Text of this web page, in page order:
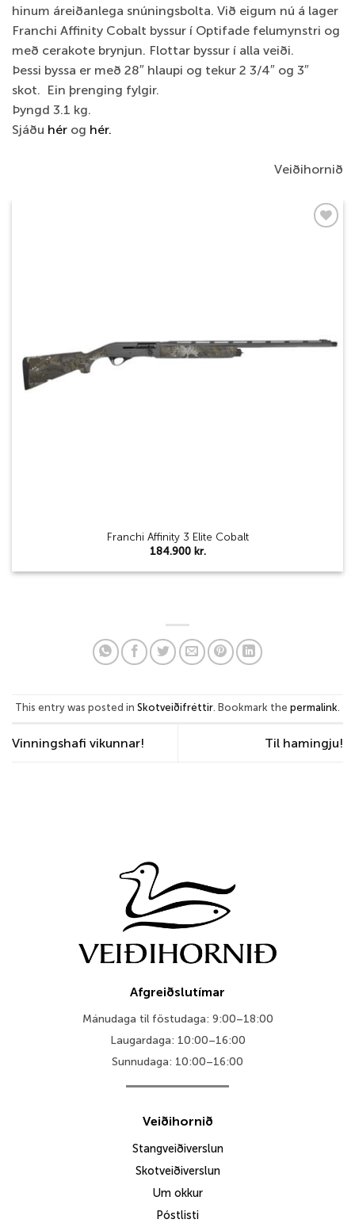
hinum áreiðanlega snúningsbolta. Við eigum nú á lager
Franchi Affinity Cobalt byssur í Optifade felumynstri og
með cerakote brynjun. Flottar byssur í alla veiði.
Þessi byssa er með 28″ hlaupi og tekur 2 3/4″ og 3″
skot. Ein þrenging fylgir.
Þyngd 3.1 kg.
Sjáðu hér og hér.
Veiðihornið
Franchi Affinity 3 Elite Cobalt
184.900 kr.
This entry was posted in Skotveiðifréttir. Bookmark the permalink.
Vinningshafi vikunnar! Til hamingju!
Afgreiðslutímar
Mánudaga til föstudaga: 9:00–18:00
Laugardaga: 10:00–16:00
Sunnudaga: 10:00–16:00
Veiðihornið
Stangveiðiverslun
Skotveiðiverslun
Um okkur
Póstlisti